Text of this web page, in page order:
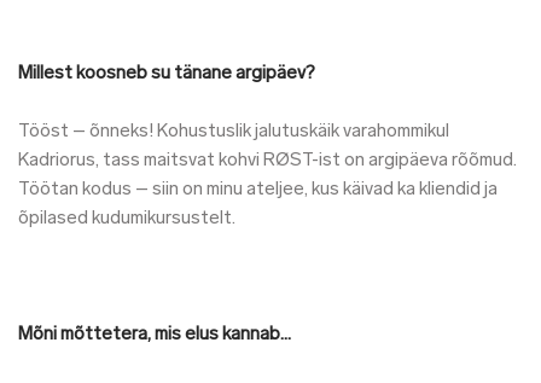
Millest koosneb su tänane argipäev?
Tööst – õnneks! Kohustuslik jalutuskäik varahommikul
Kadriorus, tass maitsvat kohvi RØST -ist on argipäeva rõõmud.
Töötan kodus – siin on minu ateljee, kus käivad ka kliendid ja
õpilased kudumikursustelt.
Mõni mõttetera, mis elus kannab…